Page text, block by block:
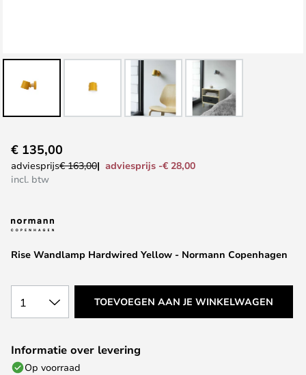
naar
het
de
gallerij
Rise Wandlamp Hardwired Yellow - Normann Copenhagen
€ 135,00
adviesprijs€ 163,00
adviesprijs -€ 28,00
incl. btw
1 TOEVOEGEN AAN JE WINKELWAGEN
Informatie over levering
Op voorraad